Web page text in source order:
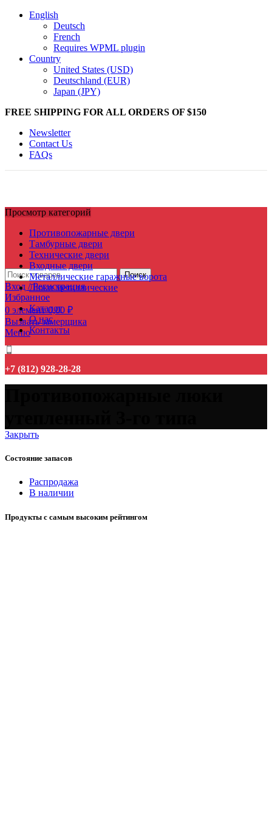
English
Deutsch
French
Requires WPML plugin
Country
United States (USD)
Deutschland (EUR)
Japan (JPY)
FREE SHIPPING FOR ALL ORDERS OF $150
Newsletter
Contact Us
FAQs
Поиск
Вход / Регистрация
Избранное
0 элемент 0,00 ₽
Вызвать замерщика
Меню
Просмотр категорий
Противопожарные двери
Тамбурные двери
Технические двери
Входные двери
Металлические гаражные ворота
Люки металлические
Каталог
О нас
Контакты
+7 (812) 928-28-28
Закрыть
Состояние запасов
Распродажа
В наличии
Продукты с самым высоким рейтингом